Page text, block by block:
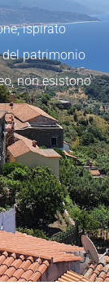
ispirato
del patrimonio
non esistono